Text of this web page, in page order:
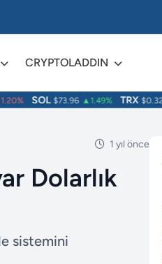
CRYPTOLADDIN
SOL $73.96 ▲1.49% TRX $0.3271
1 yıl önce
Dolarlık
sistemini